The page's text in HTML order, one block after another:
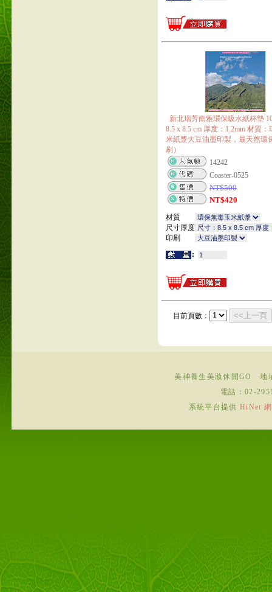
新北瑞芳南雅環保吸水紙杯墊
8.5 x 8.5 cm 厚度：1.2mm 材質
米紙漿大豆油墨印製，最天然環
刷）
14242
Coaster-0525
NT$500
NT$420
材質
尺寸厚度
印刷
目前頁數： <<上一頁
美神養生美妝休閒GO
地
電話： 02-
系統平台提供HiNet